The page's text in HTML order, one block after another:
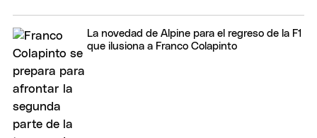
La novedad de Alpine para el regreso de la F1
que ilusiona a Franco Colapinto